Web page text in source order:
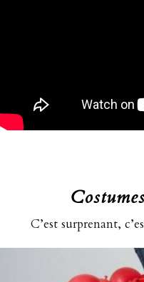
C’est surprenant,